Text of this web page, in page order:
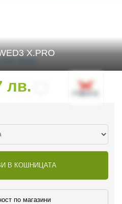
X.PRO
лв.
В КОШНИЦАТА
по магазини